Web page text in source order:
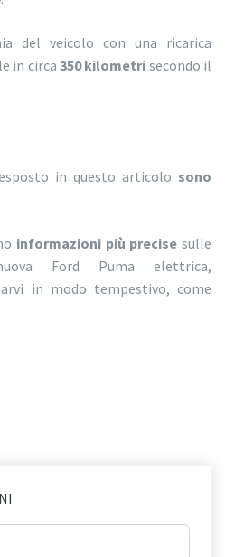
del veicolo con una ricarica
in circa 350 kilometri secondo il
in questo articolo sono
informazioni più precise sulle
Ford Puma elettrica,
in modo tempestivo, come